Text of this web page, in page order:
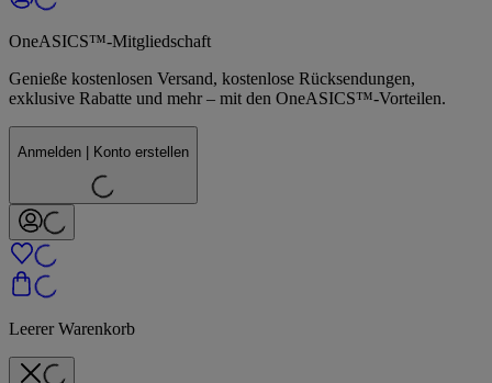
OneASICS™-Mitgliedschaft
Genieße kostenlosen Versand, kostenlose Rücksendungen,
exklusive Rabatte und mehr – mit den OneASICS™-Vorteilen.
Anmelden | Konto erstellen
Leerer Warenkorb